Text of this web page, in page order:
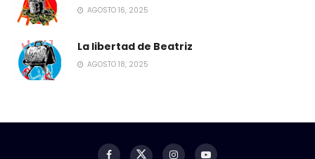
AGOSTO 16, 2025
La libertad de Beatriz
AGOSTO 18, 2025